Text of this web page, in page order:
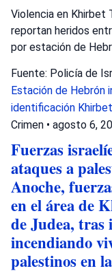
Violencia en Khirbet
reportan heridos
por estación de
Fuente: Policía de
Estación de Hebrón
identificación
Crimen • agosto 6,
Fuerzas
ataques a
Anoche,
en el área de
de Judea, tras
incendiando
palestinos en